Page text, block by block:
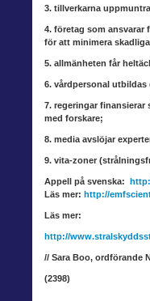
3. tillverkarna
4. företag som
för att minimera
5. allmänheten får
6. vårdpersonal
7. regeringar
med forskare;
8. media avslöjar
9. vita-zoner
Appell på svenska:
Läs mer: http://
Läs mer:
http://
// Sara Boo, ordförande
(2398)